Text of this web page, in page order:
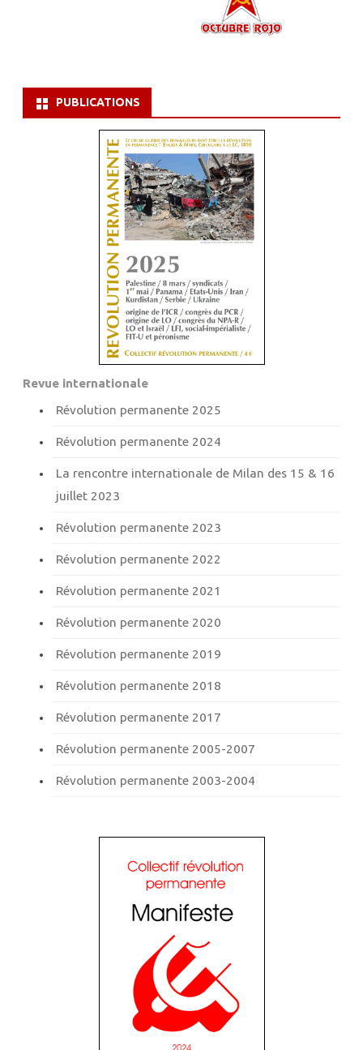
PUBLICATIONS
Revue internationale
Révolution permanente 2025
Révolution permanente 2024
La rencontre internationale de Milan des 15 & 16
juillet 2023
Révolution permanente 2023
Révolution permanente 2022
Révolution permanente 2021
Révolution permanente 2020
Révolution permanente 2019
Révolution permanente 2018
Révolution permanente 2017
Révolution permanente 2005-2007
Révolution permanente 2003-2004